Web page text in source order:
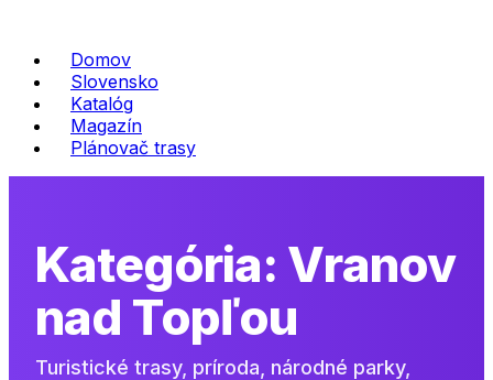
Domov
Slovensko
Katalóg
Magazín
Plánovač trasy
Kategória: Vranov
nad Topľou
Turistické trasy, príroda, národné parky,